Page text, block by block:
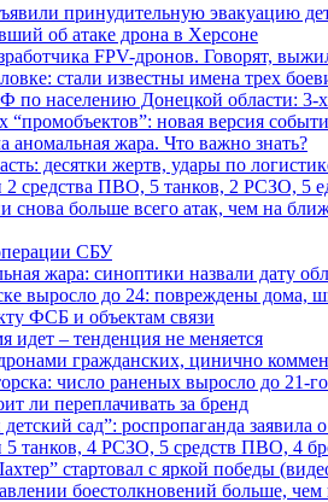
принудительную эвакуацию
об атаке дрона в Херсоне
FPV-дронов. Говорят,
стали известны имена трех
по населению Донецкой области: 3-
“промобъектов”: новая версия
жара. Что важно знать?
десятки жертв, удары по
средства ПВО, 5 танков, 2 РСЗО, 5
снова больше всего атак, чем на
СБУ
жара: синоптики назвали дату
выросло до 24: повреждены дома,
ФСБ и объектам связи
идет – тенденция не меняется
гражданских, цинично
число раненых выросло до 21-
ли переплачивать за бренд
сад”: роспропаганда заявила
танков, 4 РСЗО, 5 средств ПВО, 4
стартовал с яркой победы
боестолкновений больше,